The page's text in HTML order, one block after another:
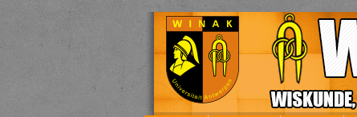
Overslaan en naar de inhoud gaan